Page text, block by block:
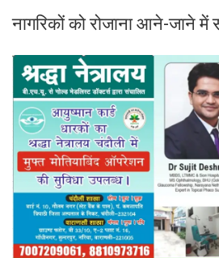
नागरिकों को रोजाना आने-जाने में